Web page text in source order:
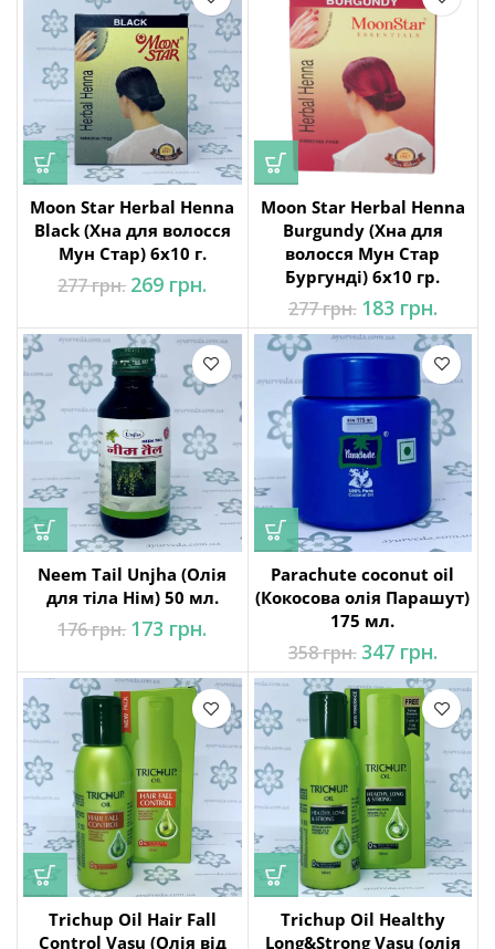
Moon Star Herbal Henna
Black (Хна для волосся
Мун Стар) 6х10 г.
277грн. Оригінальна
ціна: 277 грн..
269 грн.
269 грн..
Moon Star Herbal Henna
Burgundy (Хна для
волосся Мун Стар
Бургунді) 6х10 гр.
277грн. Оригінальна
ціна: 277 грн..
183 грн.
ціна:
183
Neem Tail Unjha (Олія
для тіла Нім) 50 мл.
176грн. Оригінальна
ціна: 176 грн..
173 грн.
173 грн..
Parachute coconut oil
(Кокосова олія Парашут)
175 мл.
358грн. Оригінальна
ціна: 358 грн..
347 грн.
ціна:
347
Trichup Oil Hair Fall
Control Vasu (Олія від
Trichup Oil Healthy
Long&Strong Vasu (олія